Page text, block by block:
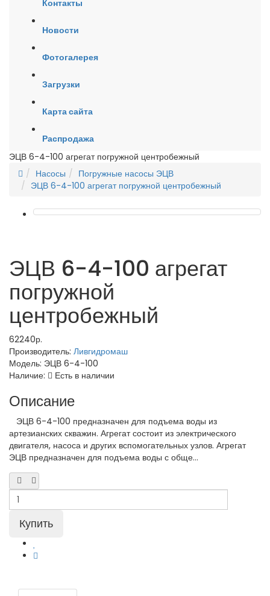
Контакты
Новости
Фотогалерея
Загрузки
Карта сайта
Распродажа
ЭЦВ 6-4-100 агрегат погружной центробежный
Насосы
Погружные насосы ЭЦВ
ЭЦВ 6-4-100 агрегат погружной центробежный
ЭЦВ 6-4-100 агрегат
погружной
центробежный
62240р.
Производитель: Ливгидромаш
Модель: ЭЦВ 6-4-100
Наличие:
Есть в наличии
Описание
ЭЦВ 6-4-100 предназначен для подъема воды из
артезианских скважин. Агрегат состоит из электрического
двигателя, насоса и других вспомогательных узлов. Агрегат
ЭЦВ предназначен для подъема воды с обще...